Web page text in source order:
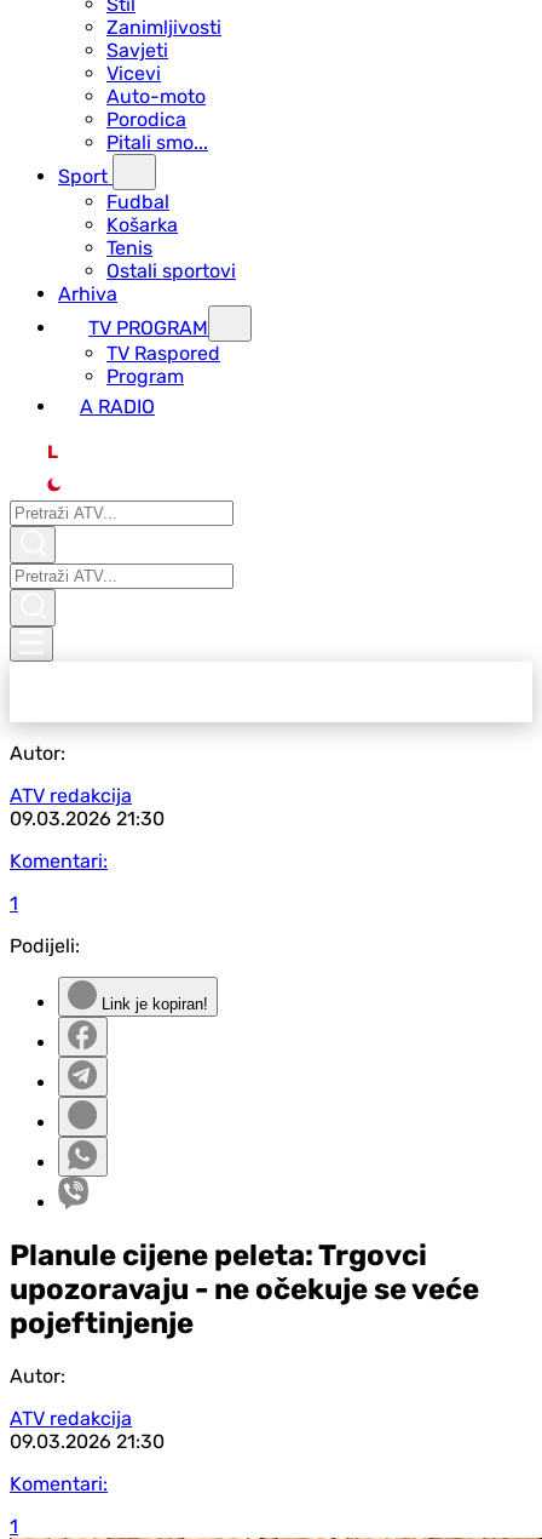
Zanimljivosti
Savjeti
Vicevi
Auto-moto
Porodica
Pitali smo...
Sport
Fudbal
Košarka
Tenis
Ostali sportovi
Arhiva
TV PROGRAM
ТV Raspored
Program
A RADIO
L
Autor:
ATV redakcija
09.03.2026 21:30
Komentari:
1
Podijeli:
Link je kopiran!
Planule cijene peleta: Trgovci
upozoravaju - ne očekuje se veće
pojeftinjenje
Autor:
ATV redakcija
09.03.2026 21:30
Komentari:
1